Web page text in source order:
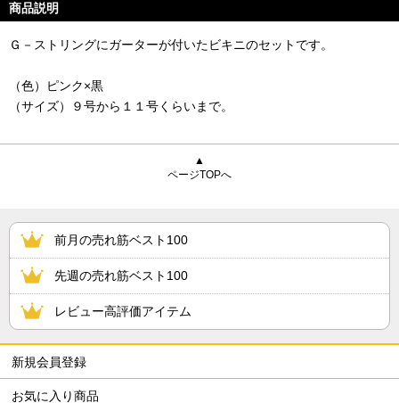
商品説明
Ｇ－ストリングにガーターが付いたビキニのセットです。
（色）ピンク×黒
（サイズ）９号から１１号くらいまで。
▲
ページTOPへ
前月の売れ筋ベスト100
先週の売れ筋ベスト100
レビュー高評価アイテム
新規会員登録
お気に入り商品